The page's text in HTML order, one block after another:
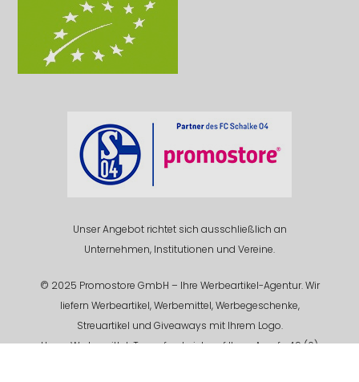
Unser Angebot richtet sich ausschließlich an
Unternehmen, Institutionen und Vereine.
© 2025 Promostore GmbH – Ihre Werbeartikel-Agentur. Wir
liefern Werbeartikel, Werbemittel, Werbegeschenke,
Streuartikel und Giveaways mit Ihrem Logo.
Unser Werbemittel-Team freut sich auf Ihren Anruf +49 (0)